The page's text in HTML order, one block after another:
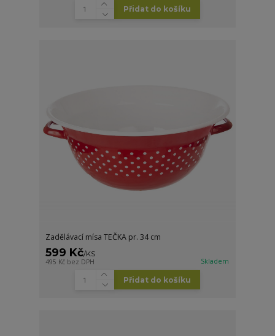
Přidat do košíku
Zadělávací mísa TEČKA pr. 34 cm
599 Kč/KS
495 Kč bez DPH Skladem
Přidat do košíku